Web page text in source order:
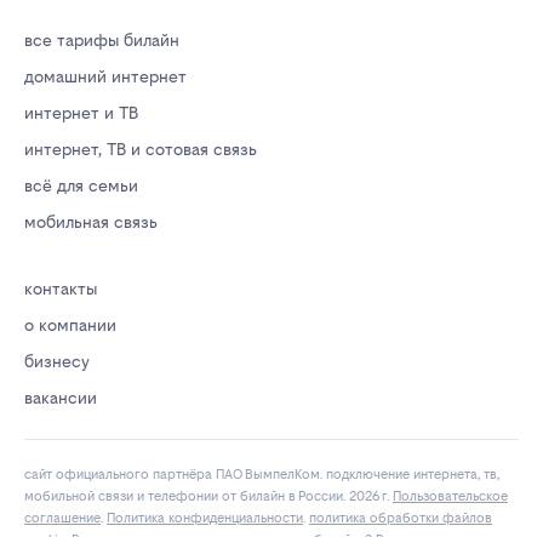
все тарифы билайн
домашний интернет
интернет и ТВ
интернет, ТВ и сотовая связь
всё для семьи
мобильная связь
контакты
о компании
бизнесу
вакансии
сайт официального партнёра ПАО ВымпелКом. подключение интернета, тв,
мобильной связи и телефонии от билайн в России. 2026 г. Пользовательское
соглашение. Политика конфиденциальности. политика обработки файлов